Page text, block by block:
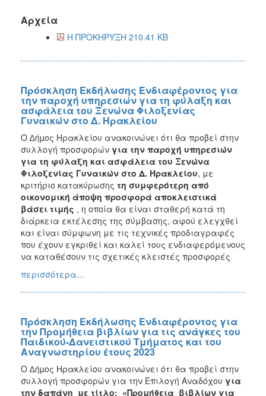
Αρχεία
Η ΠΡΟΚΗΡΥΞΗ 210.41 KB
Πρόσκληση Εκδήλωσης Ενδιαφέροντος για
την παροχή υπηρεσιών για τη φύλαξη και
ασφάλεια του Ξενώνα Φιλοξενίας
Γυναικών στο Δ. Ηρακλείου
Ο ∆ήµος Ηρακλείου ανακοινώνει ότι θα προβεί στην
συλλογή προσφορών για την παροχή υπηρεσιών
για τη φύλαξη και ασφάλεια του Ξενώνα
Φιλοξενίας Γυναικών στο Δ. Ηρακλείου, με
κριτήριο κατακύρωσης τη συμφερότερη από
οικονομική άποψη προσφορά αποκλειστικά
βάσει τιμής , η οποία θα είναι σταθερή κατά τη
διάρκεια εκτέλεσης της σύμβασης, αφού ελεγχθεί
και είναι σύμφωνη με τις τεχνικές προδιαγραφές
που έχουν εγκριθεί και καλεί τους ενδιαφερόμενους
να καταθέσουν τις σχετικές κλειστές προσφορές
περισσότερα...
Πρόσκληση Εκδήλωσης Ενδιαφέροντος για
την Προμήθεια βιβλίων για τις ανάγκες του
Παιδικού-Δανειστικού Τμήματος και του
Αναγνωστηρίου έτους 2023
Ο ∆ήµος Ηρακλείου ανακοινώνει ότι θα προβεί στην
συλλογή προσφορών για την Επιλογή Αναδόχου για
την δαπάνη με τίτλο: «Προμήθεια βιβλίων για